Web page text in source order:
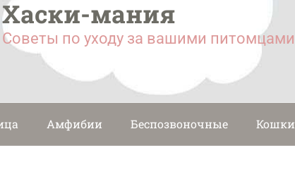
Хаски-мания
Советы по уходу за вашими питомцами
Амфибии Беспозвоночные Кошки